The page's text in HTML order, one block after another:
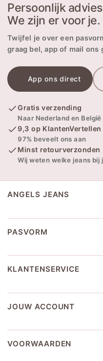
Persoonlijk
We zijn er voor je.
Twijfel je over een
graag bel, app of mail ons
App ons direct
Gratis verzending
Naar Nederland en België
9,3 op KlantenVertellen
97% beveelt ons aan
Minst retourverzonden
Wij weten welke jeans bij
ANGELS JEANS
PASVORM
KLANTENSERVICE
JOUW ACCOUNT
VOORWAARDEN